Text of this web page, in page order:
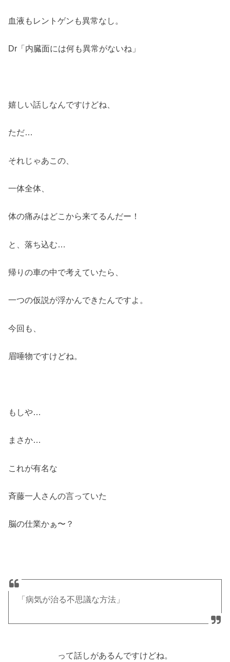
血液もレントゲンも異常なし。
Dr「内臓面には何も異常がないね」
嬉しい話しなんですけどね、
ただ…
それじゃあこの、
一体全体、
体の痛みはどこから来てるんだー！
と、落ち込む…
帰りの車の中で考えていたら、
一つの仮説が浮かんできたんですよ。
今回も、
眉唾物ですけどね。
もしや…
まさか…
これが有名な
斉藤一人さんの言っていた
脳の仕業かぁ〜？
「病気が治る不思議な方法」
って話しがあるんですけどね。